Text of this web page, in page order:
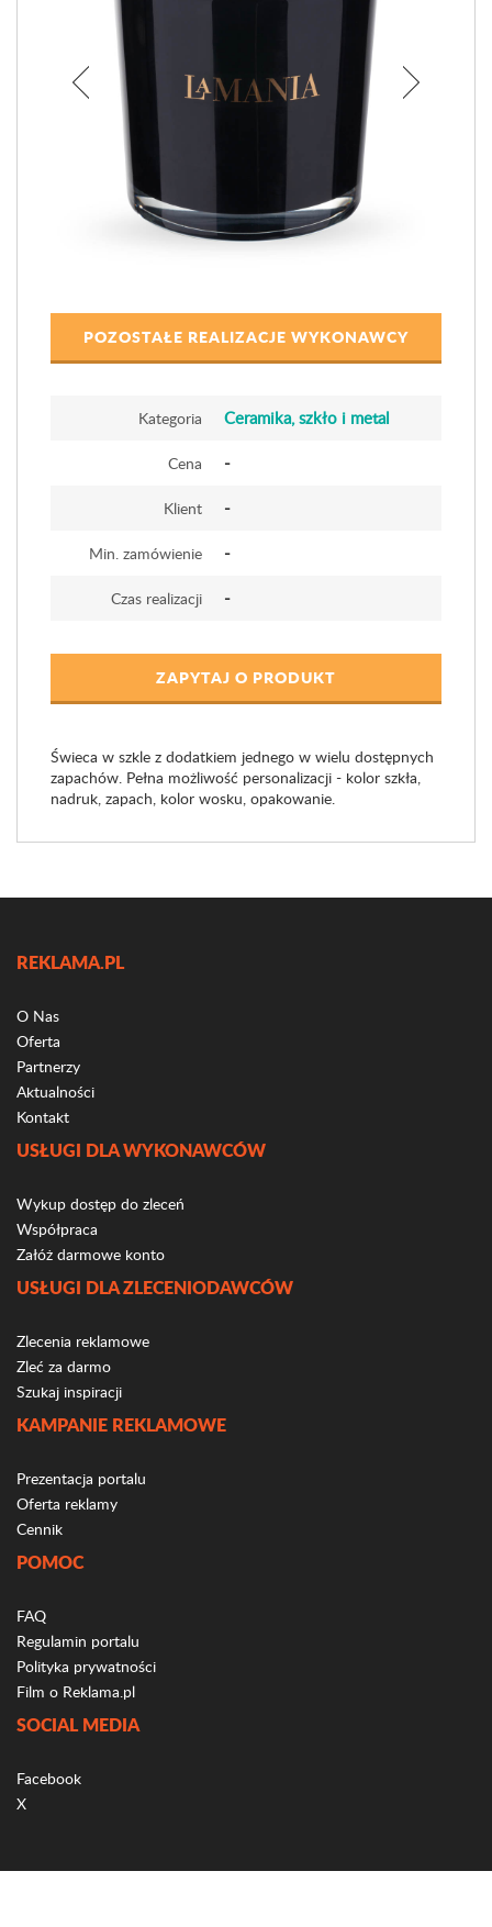
POZOSTAŁE REALIZACJE WYKONAWCY
Kategoria Ceramika, szkło i metal
Cena -
Klient -
Min. zamówienie -
Czas realizacji -
ZAPYTAJ O PRODUKT
Świeca w szkle z dodatkiem jednego w wielu dostępnych
zapachów. Pełna możliwość personalizacji - kolor szkła,
nadruk, zapach, kolor wosku, opakowanie.
REKLAMA.PL
O Nas
Oferta
Partnerzy
Aktualności
Kontakt
USŁUGI DLA WYKONAWCÓW
Wykup dostęp do zleceń
Współpraca
Załóż darmowe konto
USŁUGI DLA ZLECENIODAWCÓW
Zlecenia reklamowe
Zleć za darmo
Szukaj inspiracji
KAMPANIE REKLAMOWE
Prezentacja portalu
Oferta reklamy
Cennik
POMOC
FAQ
Regulamin portalu
Polityka prywatności
Film o Reklama.pl
SOCIAL MEDIA
Facebook
X